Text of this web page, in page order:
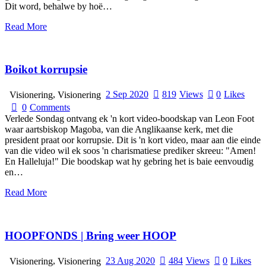
Dit word, behalwe by hoë…
Read More
Boikot korrupsie
Visionering, Visionering 2 Sep 2020 819 Views 0 Likes
0 Comments
Verlede Sondag ontvang ek 'n kort video-boodskap van Leon Foot
waar aartsbiskop Magoba, van die Anglikaanse kerk, met die
president praat oor korrupsie. Dit is 'n kort video, maar aan die einde
van die video wil ek soos 'n charismatiese prediker skreeu: "Amen!
En Halleluja!" Die boodskap wat hy gebring het is baie eenvoudig
en…
Read More
HOOPFONDS | Bring weer HOOP
Visionering, Visionering 23 Aug 2020 484 Views 0 Likes